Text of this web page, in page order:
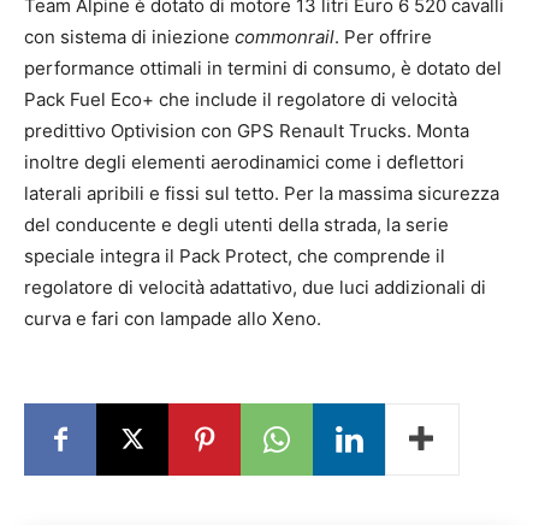
Team Alpine è dotato di motore 13 litri Euro 6 520 cavalli
con sistema di iniezione commonrail. Per offrire
performance ottimali in termini di consumo, è dotato del
Pack Fuel Eco+ che include il regolatore di velocità
predittivo Optivision con GPS Renault Trucks. Monta
inoltre degli elementi aerodinamici come i deflettori
laterali apribili e fissi sul tetto. Per la massima sicurezza
del conducente e degli utenti della strada, la serie
speciale integra il Pack Protect, che comprende il
regolatore di velocità adattativo, due luci addizionali di
curva e fari con lampade allo Xeno.